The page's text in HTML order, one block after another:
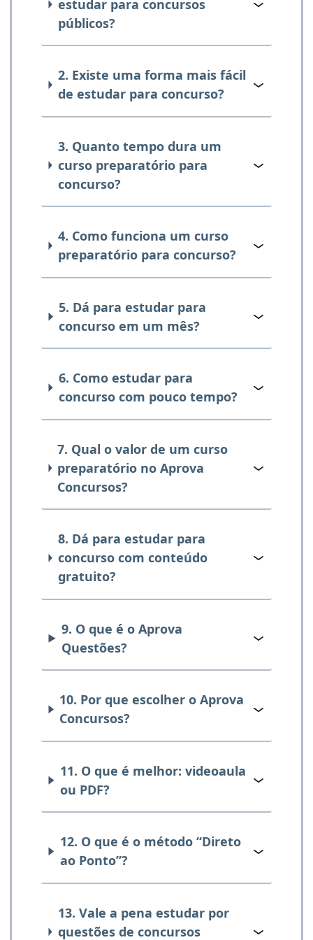
estudar para concursos
públicos?
2. Existe uma forma mais fácil
de estudar para concurso?
3. Quanto tempo dura um
curso preparatório para
concurso?
4. Como funciona um curso
preparatório para concurso?
5. Dá para estudar para
concurso em um mês?
6. Como estudar para
concurso com pouco tempo?
7. Qual o valor de um curso
preparatório no Aprova
Concursos?
8. Dá para estudar para
concurso com conteúdo
gratuito?
9. O que é o Aprova
Questões?
10. Por que escolher o Aprova
Concursos?
11. O que é melhor: videoaula
ou PDF?
12. O que é o método “Direto
ao Ponto”?
13. Vale a pena estudar por
questões de concursos